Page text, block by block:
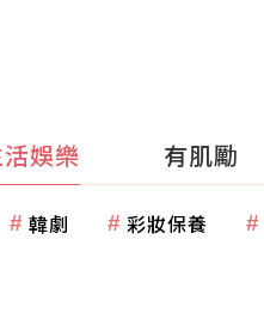
娛樂 有肌勵
韓劇 彩妝保養